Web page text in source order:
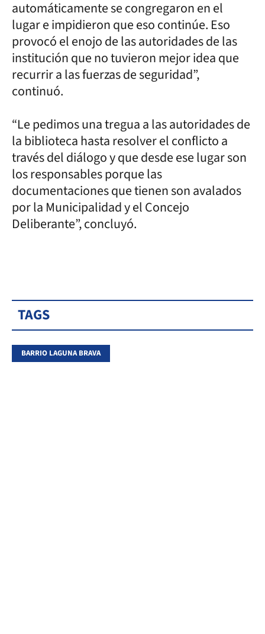
automáticamente se congregaron en el
lugar e impidieron que eso continúe. Eso
provocó el enojo de las autoridades de las
institución que no tuvieron mejor idea que
recurrir a las fuerzas de seguridad”,
continuó.
“Le pedimos una tregua a las autoridades de
la biblioteca hasta resolver el conflicto a
través del diálogo y que desde ese lugar son
los responsables porque las
documentaciones que tienen son avalados
por la Municipalidad y el Concejo
Deliberante”, concluyó.
TAGS
BARRIO LAGUNA BRAVA